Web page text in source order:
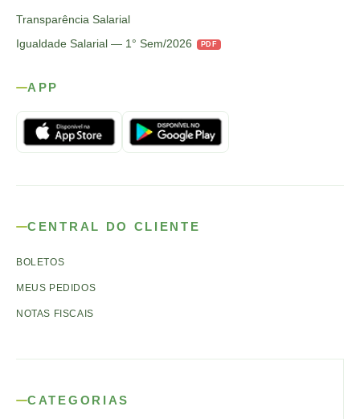
Transparência Salarial
Igualdade Salarial — 1° Sem/2026
PDF
APP
CENTRAL DO CLIENTE
BOLETOS
MEUS PEDIDOS
NOTAS FISCAIS
CATEGORIAS